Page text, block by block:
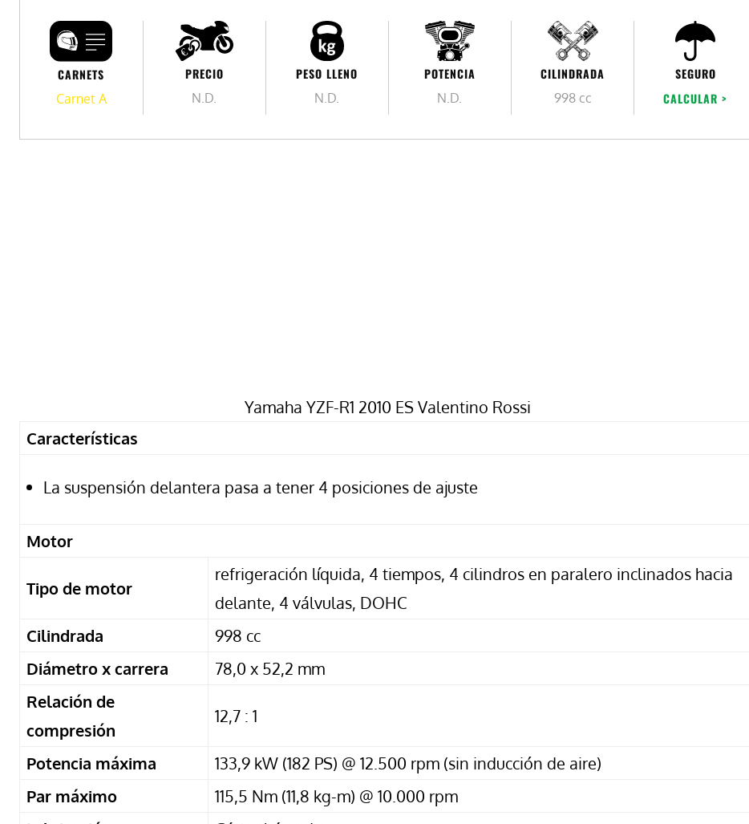
CARNETS
Carnet A
PRECIO
N.D.
PESO LLENO
N.D.
POTENCIA
N.D.
CILINDRADA
998 cc
SEGURO
CALCULAR >
Yamaha YZF-R1 2010 ES Valentino Rossi
Características
La suspensión delantera pasa a tener 4 posiciones de ajuste
Motor
Tipo de motor
refrigeración líquida, 4 tiempos, 4 cilindros en paralero inclinados hacia
delante, 4 válvulas, DOHC
Cilindrada
998 cc
Diámetro x carrera
78,0 x 52,2 mm
Relación de
compresión
12,7 : 1
Potencia máxima
133,9 kW (182 PS) @ 12.500 rpm (sin inducción de aire)
Par máximo
115,5 Nm (11,8 kg-m) @ 10.000 rpm